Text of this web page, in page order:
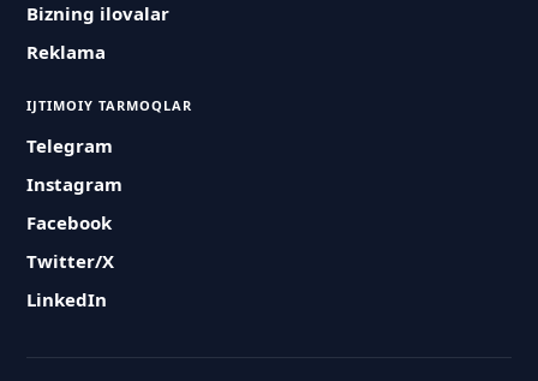
Bizning ilovalar
Reklama
IJTIMOIY TARMOQLAR
Telegram
Instagram
Facebook
Twitter/X
LinkedIn